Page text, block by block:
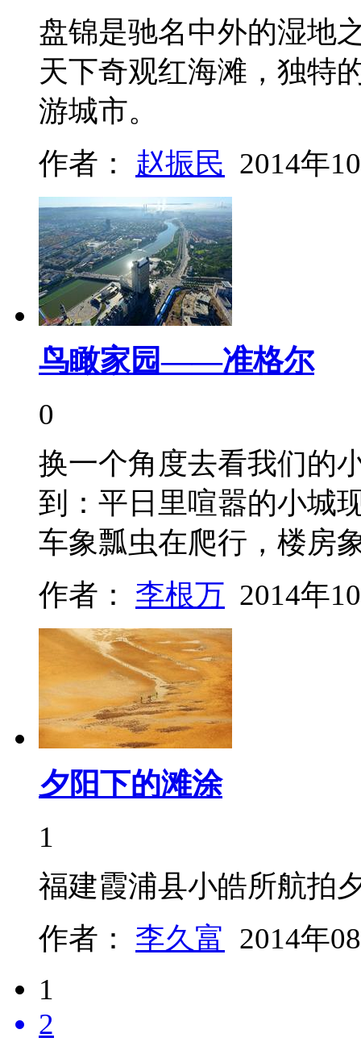
盘锦是驰名中外的湿地
天下奇观红海滩，独特
游城市。
作者： 赵振民 2014年
鸟瞰家园——准格尔
0
换一个角度去看我们的
到：平日里喧嚣的小城
车象瓢虫在爬行，楼
作者： 李根万 2014年
夕阳下的滩涂
1
福建霞浦县小皓所航拍
作者： 李久富 2014年
1
2